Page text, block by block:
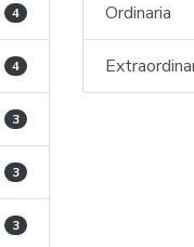
4
4
3
3
3
Ordinaria